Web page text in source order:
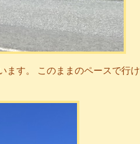
ます。 このままのペースで行け